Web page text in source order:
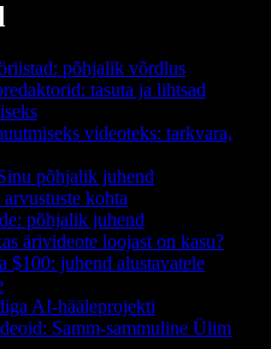
põhjalik võrdlus
tasuta ja lihtsad
videoteks: tarkvara,
põhjalik juhend
kohta
põhjalik juhend
ärivideote loojast on kasu?
$100: juhend alustavatele
AI-hääleprojekti
Samm-sammuline Ülim